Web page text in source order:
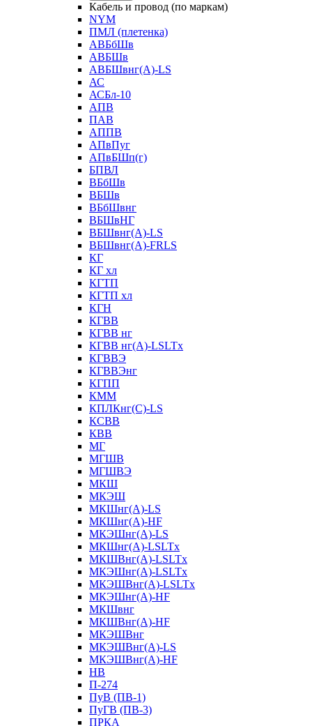
Кабель и провод (по маркам)
NYM
ПМЛ (плетенка)
АВБбШв
АВБШв
АВБШвнг(А)-LS
АС
АСБл-10
АПВ
ПАВ
АППВ
АПвПуг
АПвБШп(г)
БПВЛ
ВБбШв
ВБШв
ВБбШвнг
ВБШвНГ
ВБШвнг(А)-LS
ВБШвнг(А)-FRLS
КГ
КГ хл
КГТП
КГТП хл
КГН
КГВВ
КГВВ нг
КГВВ нг(А)-LSLTx
КГВВЭ
КГВВЭнг
КГПП
КММ
КПЛКнг(C)-LS
КСВВ
КВВ
МГ
МГШВ
МГШВЭ
МКШ
МКЭШ
МКШнг(А)-LS
МКШнг(А)-HF
МКЭШнг(А)-LS
МКШнг(А)-LSLTx
МКШВнг(A)-LSLTx
МКЭШнг(А)-LSLTx
МКЭШВнг(A)-LSLTx
МКЭШнг(А)-HF
МКШвнг
МКШВнг(А)-HF
МКЭШВнг
МКЭШВнг(А)-LS
МКЭШВнг(А)-HF
НВ
П-274
ПуВ (ПВ-1)
ПуГВ (ПВ-3)
ПРКА